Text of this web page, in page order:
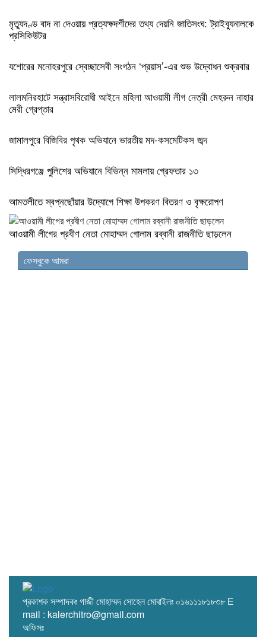
মৃত্যুদণ্ড বাদ না দেওয়ায় প্রত্যক্ষদর্শীদের তথ্য দেয়নি জাতিসংঘ: ট্রাইব্যুনালকে
প্রসিকিউটর
যশোরের মনোহরপুরে স্বেচ্ছাসেবী সংগঠন ‘প্রয়াস’-এর শুভ উদ্বোধন শুক্রবার
লালমনিরহাটে সন্ত্রাসবিরোধী আইনে মহিলা আওয়ামী লীগ নেত্রী মেহরুন নাহার
মেরী গ্রেপ্তার
জামালপুরে বিজিবির পৃথক অভিযানে ভারতীয় মদ-কসমেটিকস জব্দ
সিদ্ধিরগঞ্জে পুলিশের অভিযানে বিভিন্ন মামলায় গ্রেফতার ১৩
আমতলীতে স্বপ্নছোঁয়ার উদ্যোগে শিক্ষা উপকরণ বিতরণ ও বৃক্ষরোপণ
আওয়ামী লীগের প্রবীণ নেতা মোহাম্মদ গোলাম রব্বানী রাজনীতি ছাড়লেন
ফেসবুকে আমরা
প্রকাশক সম্পাদকঃ গাজী মোহাম্মদ সোহেল মোবাইলঃ ০১৬১১১৮১৮৩৮ E
mail : kalerchitro@gmail.com
অফিসঃ